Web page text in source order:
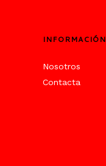
INFORMACIÓN
Nosotros
Contacta